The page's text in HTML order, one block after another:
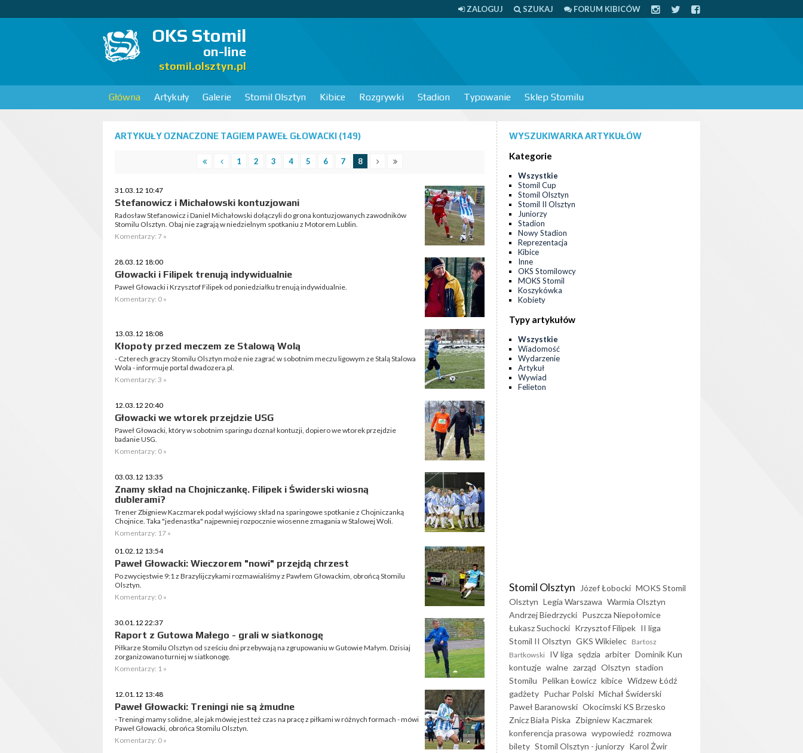
ZALOGUJ SZUKAJ FORUM KIBICÓW
OKS Stomil
on-line
stomil.olsztyn.pl
Główna Artykuły Galerie Stomil Olsztyn Kibice Rozgrywki Stadion Typowanie Sklep Stomilu
ARTYKUŁY OZNACZONE TAGIEM PAWEŁ GŁOWACKI (149)
1 2 3 4 5 6 7 8
31.03.12 10:47
Stefanowicz i Michałowski kontuzjowani
Radosław Stefanowicz i Daniel Michałowski dołączyli do grona kontuzjowanych zawodników
Stomilu Olsztyn. Obaj nie zagrają w niedzielnym spotkaniu z Motorem Lublin.
Komentarzy: 7 »
28.03.12 18:00
Głowacki i Filipek trenują indywidualnie
Paweł Głowacki i Krzysztof Filipek od poniedziałku trenują indywidualnie.
Komentarzy: 0 »
13.03.12 18:08
Kłopoty przed meczem ze Stalową Wolą
- Czterech graczy Stomilu Olsztyn może nie zagrać w sobotnim meczu ligowym ze Stalą Stalowa
Wola - informuje portal dwadozera.pl.
Komentarzy: 3 »
12.03.12 20:40
Głowacki we wtorek przejdzie USG
Paweł Głowacki, który w sobotnim sparingu doznał kontuzji, dopiero we wtorek przejdzie
badanie USG.
Komentarzy: 0 »
03.03.12 13:35
Znamy skład na Chojniczankę. Filipek i Świderski wiosną
dublerami?
Trener Zbigniew Kaczmarek podał wyjściowy skład na sparingowe spotkanie z Chojniczanką
Chojnice. Taka "jedenastka" najpewniej rozpocznie wiosenne zmagania w Stalowej Woli.
Komentarzy: 17 »
01.02.12 13:54
Paweł Głowacki: Wieczorem "nowi" przejdą chrzest
Po zwycięstwie 9:1 z Brazylijczykami rozmawialiśmy z Pawłem Głowackim, obrońcą Stomilu
Olsztyn.
Komentarzy: 0 »
30.01.12 22:37
Raport z Gutowa Małego - grali w siatkonogę
Piłkarze Stomilu Olsztyn od sześciu dni przebywają na zgrupowaniu w Gutowie Małym. Dzisiaj
zorganizowano turniej w siatkonogę.
Komentarzy: 1 »
12.01.12 13:48
Paweł Głowacki: Treningi nie są żmudne
- Treningi mamy solidne, ale jak mówię jest też czas na pracę z piłkami w różnych formach - mówi
Paweł Głowacki, obrońca Stomilu Olsztyn.
Komentarzy: 0 »
WYSZUKIWARKA ARTYKUŁÓW
Kategorie
Wszystkie
Stomil Cup
Stomil Olsztyn
Stomil II Olsztyn
Juniorzy
Stadion
Nowy Stadion
Reprezentacja
Kibice
Inne
OKS Stomilowcy
MOKS Stomil
Koszykówka
Kobiety
Typy artykułów
Wszystkie
Wiadomość
Wydarzenie
Artykuł
Wywiad
Felieton
Stomil Olsztyn Józef Łobocki MOKS Stomil
Olsztyn Legia Warszawa Warmia Olsztyn
Andrzej Biedrzycki Puszcza Niepołomice
Łukasz Suchocki Krzysztof Filipek II liga
Stomil II Olsztyn GKS Wikielec Bartosz
Bartkowski IV liga sędzia arbiter Dominik Kun
kontuzje walne zarząd Olsztyn stadion
Stomilu Pelikan Łowicz kibice Widzew Łódź
gadżety Puchar Polski Michał Świderski
Paweł Baranowski Okocimski KS Brzesko
Znicz Biała Piska Zbigniew Kaczmarek
konferencja prasowa wypowiedź rozmowa
bilety Stomil Olsztyn - juniorzy Karol Żwir